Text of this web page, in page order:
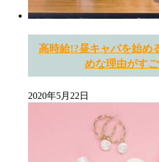
高時給!?昼キャバを始め
めな理由がすご
2020年5月22日